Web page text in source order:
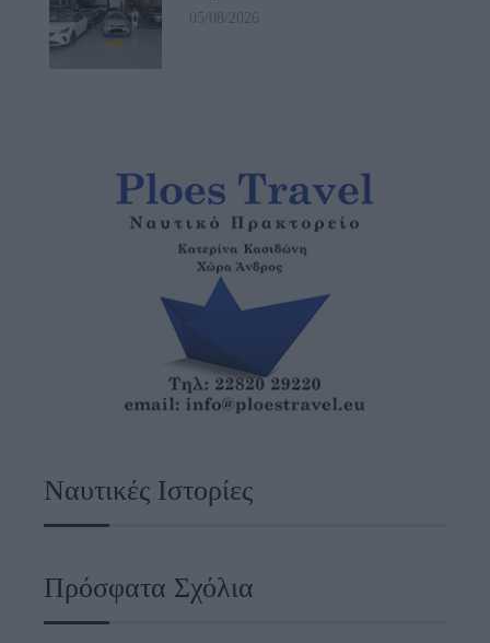
05/08/2026
Ναυτικές Ιστορίες
Πρόσφατα Σχόλια